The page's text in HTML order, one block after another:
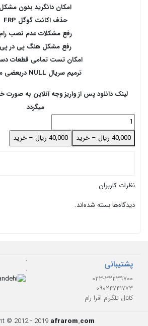
امکان دانگرید بدون مشکل
حذف اکانت گوگل FRP
رفع مشکلات عدم نصب رام
رفع مشکل هنگ پی در پی
امکان تست تمامی قطعات
ترمیم سریال NULL دربعضی موارد
لینک دانلود پس از واریز وجه آنلاین به صورت
میگردد
40,000 ریال – خرید
نظرات کاربران
دیدگاه‌ها بسته شده‌اند.
پشتیبانی
۰۲۳-۳۲۲۳۹۷۰۰
۰۹۰۲۴۷۴۱۷۷۳
کانال تلگرام افرا رام
.
.
© 2012 - 2019 afrarom.com